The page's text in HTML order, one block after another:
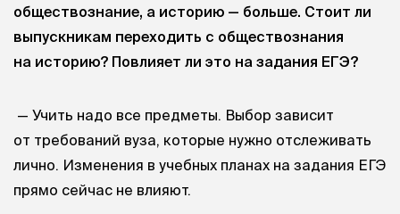
обществознание, а историю — больше. Стоит ли
выпускникам переходить с обществознания
на историю? Повлияет ли это на задания ЕГЭ?
— Учить надо все предметы. Выбор зависит
от требований вуза, которые нужно отслеживать
лично. Изменения в учебных планах на задания ЕГЭ
прямо сейчас не влияют.